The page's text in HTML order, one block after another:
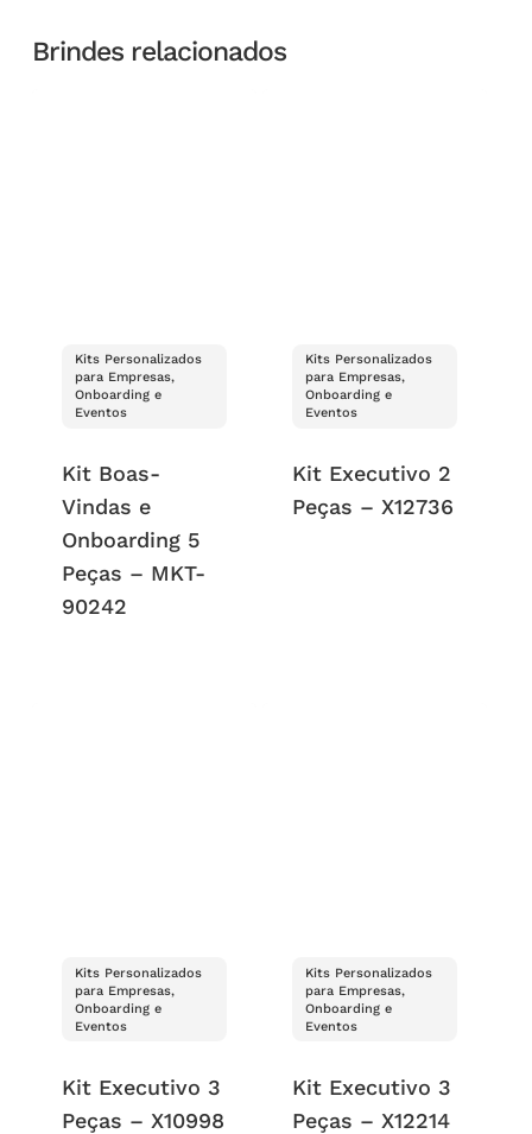
Brindes relacionados
Kits Personalizados
para Empresas,
Onboarding e
Eventos
Kit Boas-
Vindas e
Onboarding 5
Peças – MKT-
90242
Kits Personalizados
para Empresas,
Onboarding e
Eventos
Kit Executivo 2
Peças – X12736
Kits Personalizados
para Empresas,
Onboarding e
Eventos
Kit Executivo 3
Peças – X10998
Kits Personalizados
para Empresas,
Onboarding e
Eventos
Kit Executivo 3
Peças – X12214